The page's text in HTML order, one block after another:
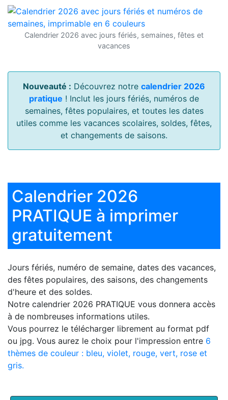
Calendrier 2026 avec jours fériés, semaines, fêtes et
vacances
Nouveauté : Découvrez notre calendrier 2026
pratique ! Inclut les jours fériés, numéros de
semaines, fêtes populaires, et toutes les dates
utiles comme les vacances scolaires, soldes, fêtes,
et changements de saisons.
Calendrier 2026
PRATIQUE à imprimer
gratuitement
Jours fériés, numéro de semaine, dates des vacances,
des fêtes populaires, des saisons, des changements
d'heure et des soldes.
Notre calendrier 2026 PRATIQUE vous donnera accès
à de nombreuses informations utiles.
Vous pourrez le télécharger librement au format pdf
ou jpg. Vous aurez le choix pour l'impression entre 6
thèmes de couleur : bleu, violet, rouge, vert, rose et
gris.